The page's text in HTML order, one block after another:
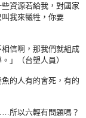
資源若給我，對國家
我來犧牲，你要
信啊，那我們就組成
」（台塑人員）
的人有的會死，有的
以六輕有問題嗎？